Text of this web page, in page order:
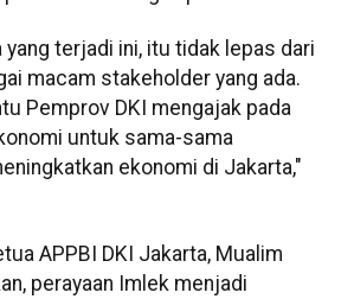
yang terjadi ini, itu tidak lepas dari
macam stakeholder yang ada.
Pemprov DKI mengajak pada
untuk sama-sama
ekonomi di Jakarta,"
APPBI DKI Jakarta, Mualim
perayaan Imlek menjadi